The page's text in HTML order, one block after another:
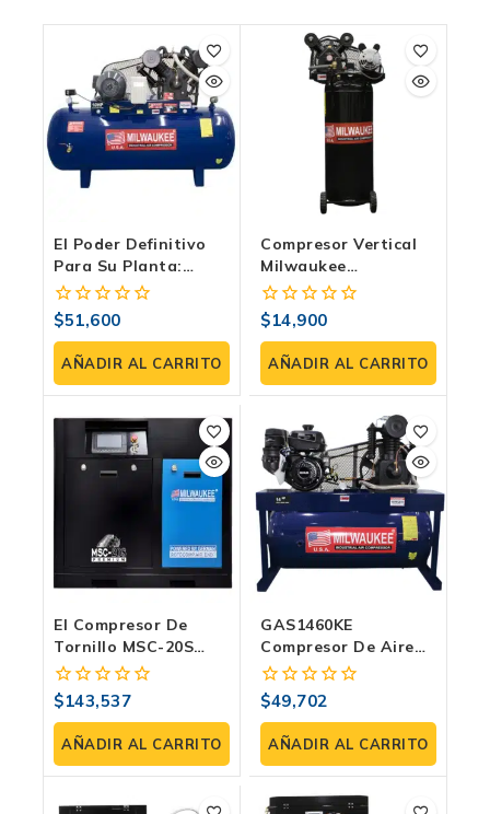
El Poder Definitivo
Para Su Planta:
COMTX100CH
Compresor De Aire
Industrial
0
fuera
de
5
$51,600
AÑADIR AL CARRITO
Compresor Vertical
Milwaukee
COMPE20V108 | 2 HP,
108 Litros, 120 PSI
0
fuera
de
5
$14,900
AÑADIR AL CARRITO
El Compresor De
Tornillo MSC-20S
Milwaukee Ideal Para
Potenciar Tu Negocio
0
fuera
de
5
$143,537
AÑADIR AL CARRITO
GAS1460KE
Compresor De Aire
De Gasolina De 14
HP: El Máximo Poder
En Campo
0
fuera
de
5
$49,702
AÑADIR AL CARRITO